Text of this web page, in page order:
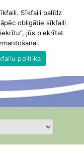
Sīkfaili palīdz
obligātie sīkfaili
jūs piekrītat
politika